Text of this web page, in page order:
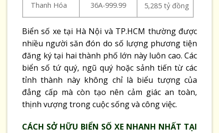
Thanh Hóa 36A-999.99 5,285 tỷ đồng
Biển số xe tại Hà Nội và TP.HCM thường được
nhiều người săn đón do số lượng phương tiện
đăng ký tại hai thành phố lớn này luôn cao. Các
biển số tứ quý, ngũ quý hoặc sảnh tiến từ các
tỉnh thành này không chỉ là biểu tượng của
đẳng cấp mà còn tạo nên cảm giác an toàn,
thịnh vượng trong cuộc sống và công việc.
CÁCH SỞ HỮU BIỂN SỐ XE NHANH NHẤT TẠI